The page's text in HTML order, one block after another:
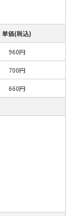
単価(税込)
960円
700円
660円